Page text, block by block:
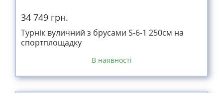
34 749 грн.
Турнік вуличний з брусами S-6-1 250см на
спортплощадку
В наявності